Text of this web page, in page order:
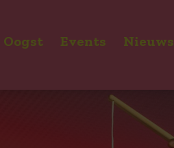
Oogst Events Nieuws